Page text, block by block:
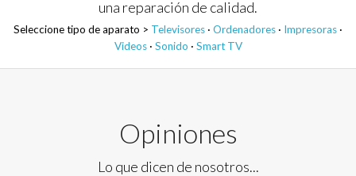
una reparación de calidad.
Seleccione tipo de aparato > Televisores · Ordenadores · Impresoras ·
Videos· Sonido · Smart TV
Opiniones
Lo que dicen de nosotros...